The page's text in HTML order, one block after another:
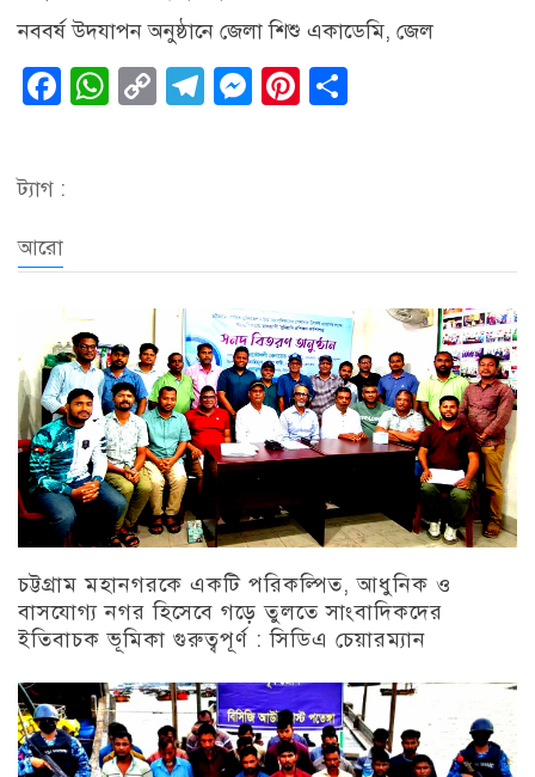
নববর্ষ উদযাপন অনুষ্ঠানে জেলা শিশু একাডেমি, জেল
Facebook
WhatsApp
CopyTelegram
Messenger
Pinterest
ট্যাগ :
আরো
চট্টগ্রাম মহানগরকে একটি পরিকল্পিত, আধুনিক ও
বাসযোগ্য নগর হিসেবে গড়ে তুলতে সাংবাদিকদের
ইতিবাচক ভূমিকা গুরুত্বপূর্ণ : সিডিএ চেয়ারম্যান